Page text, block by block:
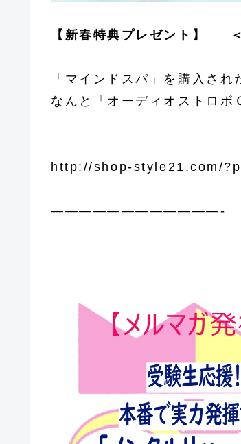
【新春特典プレゼント】
「マインドスパ」を購入さ
なんと「オーディオストロボ
http://shop-style21.com/
————————————-